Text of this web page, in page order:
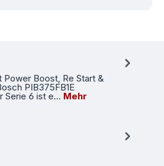
Boost, Re Start &
PIB375FB1E
Serie 6 ist e… Mehr